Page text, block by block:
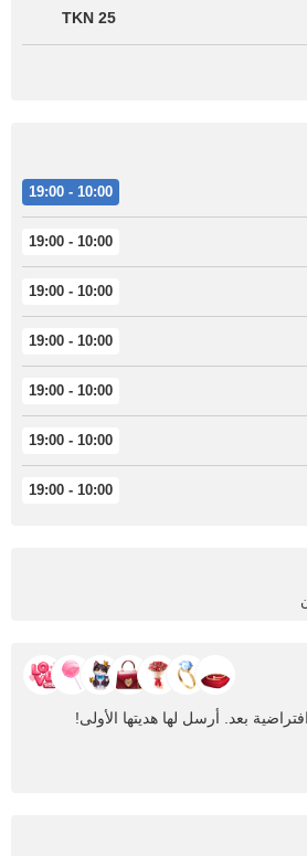
25 TKN
10:00 - 19:00
10:00 - 19:00
10:00 - 19:00
10:00 - 19:00
10:00 - 19:00
10:00 - 19:00
10:00 - 19:00
بعد. أرسل لها هديتها الأولى!